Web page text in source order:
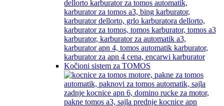
Kočioni sistem za TOMOS